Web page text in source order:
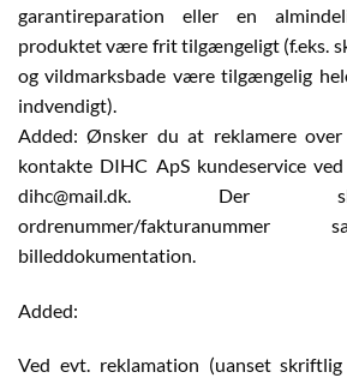
garantireparation eller en
produktet være frit tilgængeligt (f.eks.
og vildmarksbade være tilgængelig
indvendigt).
Added: Ønsker du at reklamere
kontakte DIHC ApS kundeservice
dihc@mail.dk. Der
ordrenummer/
billeddokumentation.
Added:
Ved evt. reklamation (uanset